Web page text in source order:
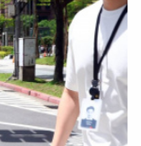
場上最主要的焦慮
遭歧視，而22.2%
庭層面，71.3%
以真正休息，子女
55.2%認為錯過了
擔。這使得87.2%
罪惡感。在這樣的